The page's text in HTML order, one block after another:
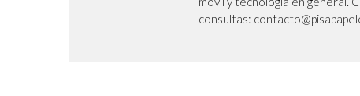
consultas: